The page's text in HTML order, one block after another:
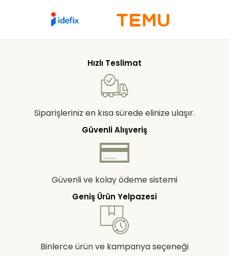
Hızlı Teslimat
Siparişleriniz en kısa sürede elinize ulaşır.
Güvenli Alışveriş
Güvenli ve kolay ödeme sistemi
Geniş Ürün Yelpazesi
Binlerce ürün ve kampanya seçeneği